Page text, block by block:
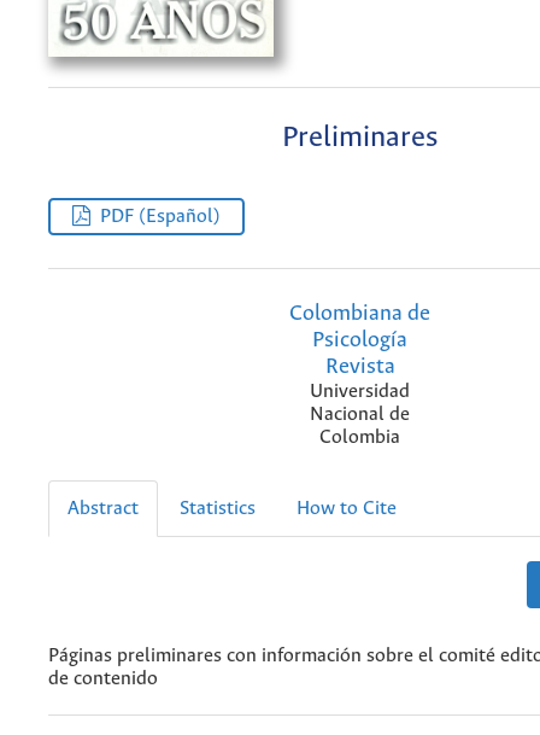
Preliminares
PDF (Español)
Colombiana de
Psicología
Revista
Universidad
Nacional de
Colombia
Abstract Statistics How to Cite
Páginas preliminares con información sobre el comité
de contenido